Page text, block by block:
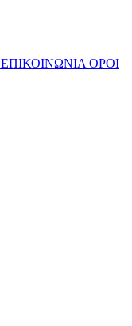
ΕΠΙΚΟΙΝΩΝΙΑ ΟΡΟΙ